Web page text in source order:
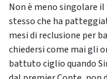
Non è meno singolare
stesso che ha
mesi di reclusione per
chiedersi come mai gli
battuto ciglio quando